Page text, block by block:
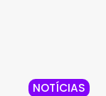
NOTÍCIAS